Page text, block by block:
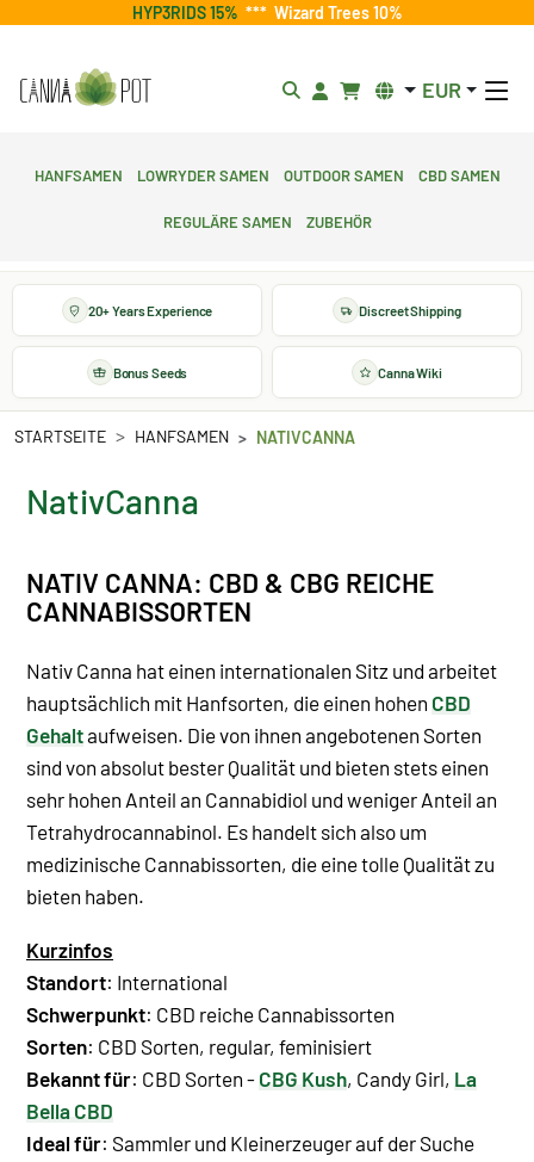
HYP3RIDS 15% *** Wizard Trees 10%
EUR
Hanfsamen Lowryder Samen Outdoor Samen CBD Samen
Reguläre Samen Zubehör
20+ Years Experience Discreet Shipping
Bonus Seeds Canna Wiki
STARTSEITE HANFSAMEN NATIVCANNA
NativCanna
NATIV CANNA: CBD & CBG REICHE
CANNABISSORTEN
Nativ Canna hat einen internationalen Sitz und arbeitet
hauptsächlich mit Hanfsorten, die einen hohen CBD
Gehaltaufweisen. Die von ihnen angebotenen Sorten
sind von absolut bester Qualität und bieten stets einen
sehr hohen Anteil an Cannabidiol und weniger Anteil an
Tetrahydrocannabinol. Es handelt sich also um
medizinische Cannabissorten, die eine tolle Qualität zu
bieten haben.
Kurzinfos
Standort: International
Schwerpunkt: CBD reiche Cannabissorten
Sorten: CBD Sorten, regular, feminisiert
Bekannt für: CBD Sorten - CBG Kush, Candy Girl, La
Bella CBD
Ideal für: Sammler und Kleinerzeuger auf der Suche